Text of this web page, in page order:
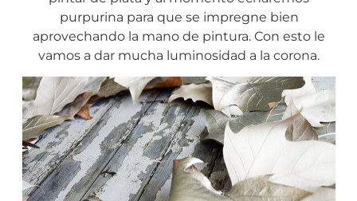
purpurina para que se impregne bien
aprovechando la mano de pintura. Con esto le
vamos a dar mucha luminosidad a la corona.